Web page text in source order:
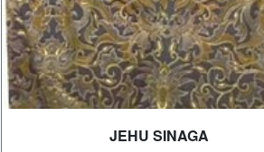
JEHU SINAGA